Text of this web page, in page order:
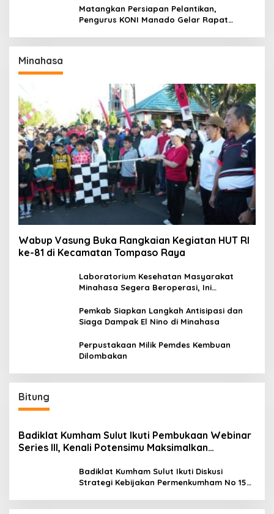
Matangkan Persiapan Pelantikan,
Pengurus KONI Manado Gelar Rapat
Minahasa
Wabup Vasung Buka Rangkaian Kegiatan HUT RI
ke-81 di Kecamatan Tompaso Raya
Laboratorium Kesehatan Masyarakat
Minahasa Segera Beroperasi, Ini
Pemkab Siapkan Langkah Antisipasi dan
Siaga Dampak El Nino di Minahasa
Perpustakaan Milik Pemdes Kembuan
Dilombakan
Bitung
Badiklat Kumham Sulut Ikuti Pembukaan Webinar
Series III, Kenali Potensimu Maksimalkan
Badiklat Kumham Sulut Ikuti Diskusi
Strategi Kebijakan Permenkumham No 15